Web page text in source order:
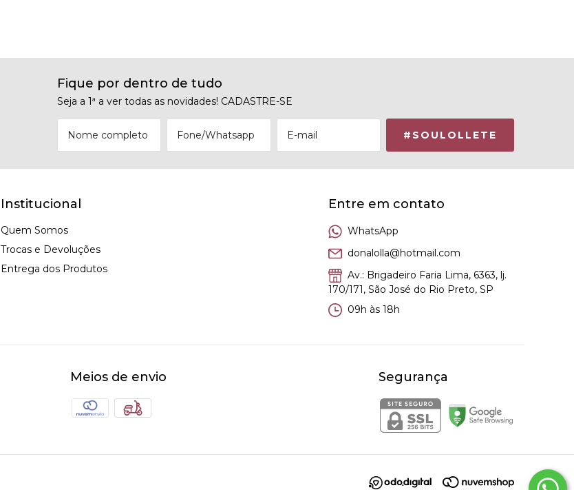
Fique por dentro de tudo
Seja a 1ª a ver todas as novidades! CADASTRE-SE
Institucional
Quem Somos
Trocas e Devoluções
Entrega dos Produtos
Entre em contato
WhatsApp
donalolla@hotmail.com
Av.: Brigadeiro Faria Lima, 6363, lj.
170/171, São José do Rio Preto, SP
09h às 18h
Meios de envio Segurança